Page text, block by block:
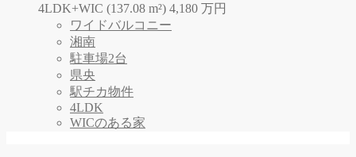
4LDK+WIC (137.08 m²) 4,180 万円
ワイドバルコニー
湘南
駐車場2台
県央
駅チカ物件
4LDK
WICのある家